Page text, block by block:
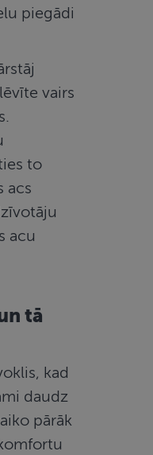
piegādi
vairs
to
acs
acu
tā
kad
daudz
pārāk